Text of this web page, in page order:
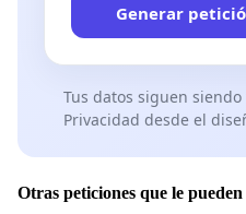
Generar
Tus datos siguen siendo
Privacidad desde el
Otras peticiones que le